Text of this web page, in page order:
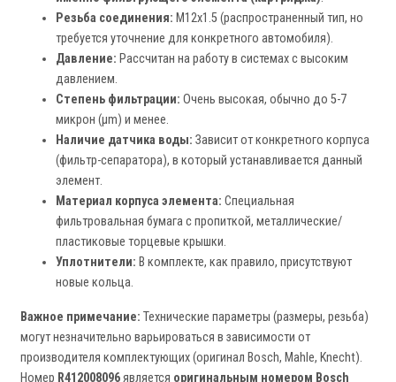
Резьба соединения: M12x1.5 (распространенный тип, но
требуется уточнение для конкретного автомобиля).
Давление: Рассчитан на работу в системах с высоким
давлением.
Степень фильтрации: Очень высокая, обычно до 5-7
микрон (µm) и менее.
Наличие датчика воды: Зависит от конкретного корпуса
(фильтр-сепаратора), в который устанавливается данный
элемент.
Материал корпуса элемента: Специальная
фильтровальная бумага с пропиткой, металлические/
пластиковые торцевые крышки.
Уплотнители: В комплекте, как правило, присутствуют
новые кольца.
Важное примечание: Технические параметры (размеры, резьба)
могут незначительно варьироваться в зависимости от
производителя комплектующих (оригинал Bosch, Mahle, Knecht).
Номер R412008096является оригинальным номером Bosch